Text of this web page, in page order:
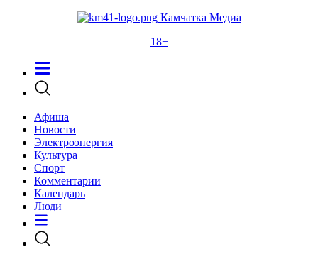
Камчатка Медиа
18+
Афиша
Новости
Электроэнергия
Культура
Спорт
Комментарии
Календарь
Люди